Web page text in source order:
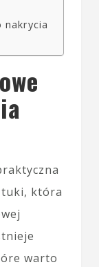
nakrycia
która
warto